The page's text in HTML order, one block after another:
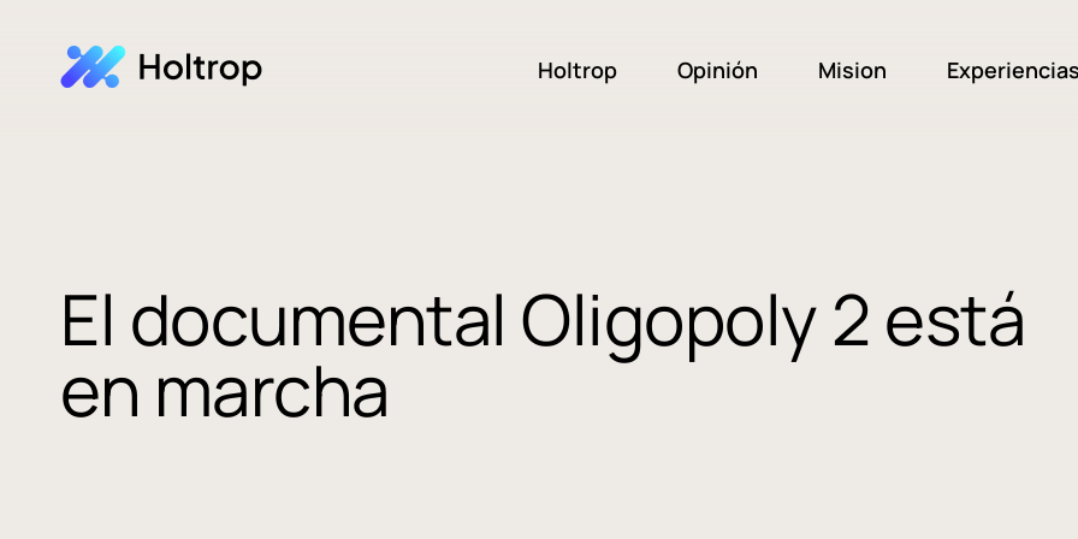
Holtrop Opinión Mision Experiencias
El documental Oligopoly 2 está
en marcha